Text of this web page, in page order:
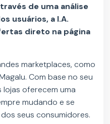
de uma análise
usuários, a I.A.
direto na página
marketplaces, como
Com base no seu
oferecem uma
mudando e se
seus consumidores.